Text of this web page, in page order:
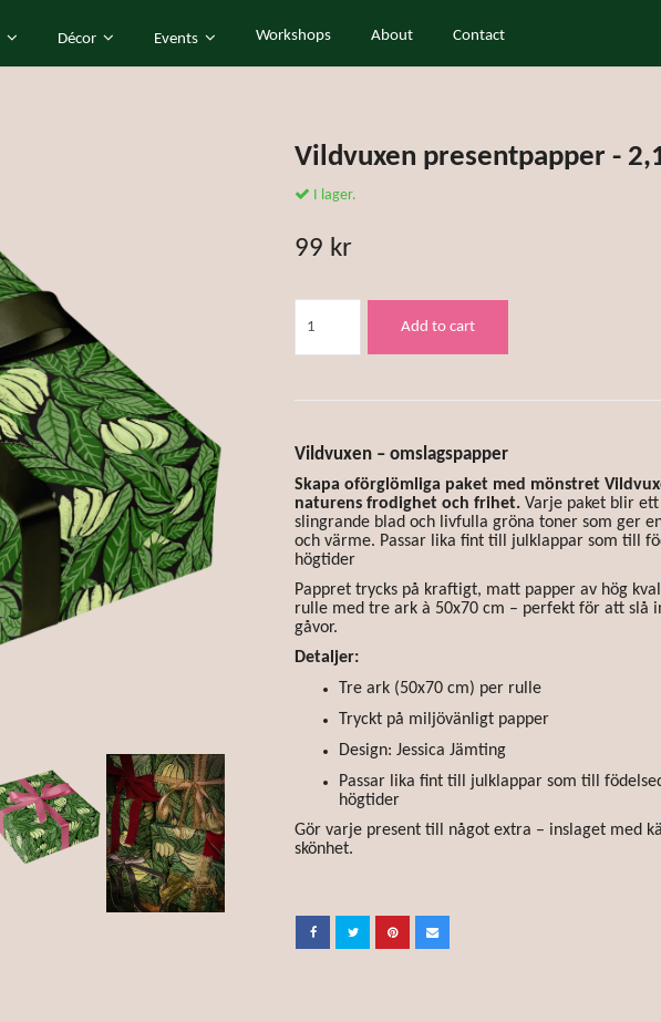
Vildvuxen presentpapper -
I lager.
99 kr
Add to cart
Vildvuxen – omslagspapper
Skapa oförglömliga paket med mönstret
naturens frodighet och frihet. Varje paket blir
slingrande blad och livfulla gröna toner som ger
och värme. Passar lika fint till julklappar som till
högtider
Pappret trycks på kraftigt, matt papper av hög
rulle med tre ark à 50x70 cm – perfekt för att slå
gåvor.
Detaljer:
Tre ark (50x70 cm) per rulle
Tryckt på miljövänligt papper
Design: Jessica Jämting
Passar lika fint till julklappar som till
högtider
Gör varje present till något extra – inslaget med
skönhet.
Décor Events Workshops About Contact